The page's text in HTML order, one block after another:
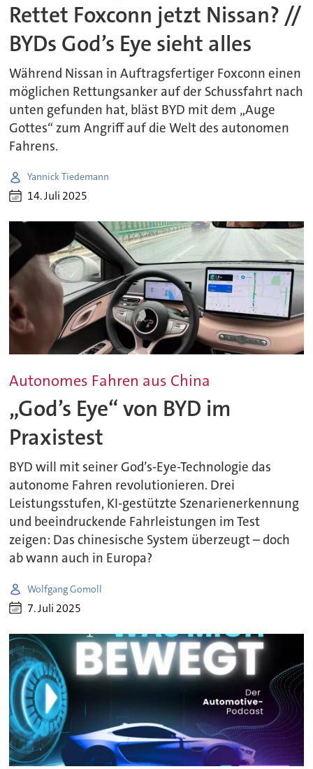
Rettet Foxconn jetzt Nissan? //
BYDs God’s Eye sieht alles
Während Nissan in Auftragsfertiger Foxconn einen
möglichen Rettungsanker auf der Schussfahrt nach
unten gefunden hat, bläst BYD mit dem „Auge
Gottes“ zum Angriff auf die Welt des autonomen
Fahrens.
Yannick Tiedemann
14. Juli 2025
Autonomes Fahren aus China
„God’s Eye“ von BYD im
Praxistest
BYD will mit seiner God’s-Eye-Technologie das
autonome Fahren revolutionieren. Drei
Leistungsstufen, KI-gestützte Szenarienerkennung
und beeindruckende Fahrleistungen im Test
zeigen: Das chinesische System überzeugt – doch
ab wann auch in Europa?
Wolfgang Gomoll
7. Juli 2025